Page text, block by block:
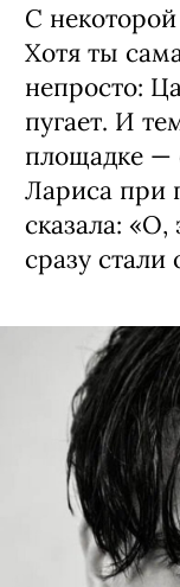
С
Хотя ты
непросто:
пугает. И
площадке —
Лариса при
сказала:
сразу стали